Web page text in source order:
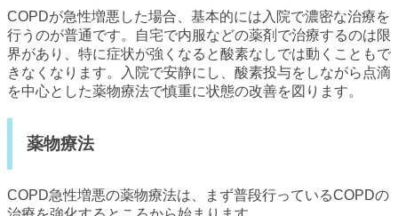
COPDが急性増悪した場合、基本的には入院で濃密な治療を
行うのが普通です。自宅で内服などの薬剤で治療するのは限
界があり、特に症状が強くなると酸素なしでは動くこともで
きなくなります。入院で安静にし、酸素投与をしながら点滴
を中心とした薬物療法で慎重に状態の改善を図ります。
薬物療法
COPD急性増悪の薬物療法は、まず普段行っているCOPDの